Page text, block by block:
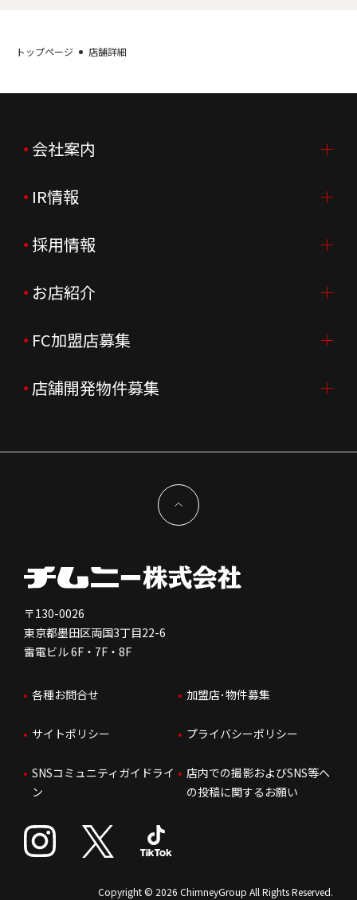
トップページ 店舗詳細
会社案内
会社案内TOP
ご挨拶
会社概要
会社沿革
企業理念
新型コロナウイルス対応
IR情報
IR情報TOP
ニュースリリース
月次売上
決算資料
コーポレートガバナンス
免責事項
株価情報
IRお問合せ
採用情報
採用情報TOP
新卒採用
中途採用
会社を知る
人を知る
はたらく環境
人財育成
サステナビリティ
お店紹介
店舗を探す・予約する
よくあるご質問
FC加盟店募集
FC加盟店募集TOP
独立支援について
FC加盟店お問合せ
店舗開発物件募集
〒130-0026
東京都墨田区両国3丁目22-6
雷電ビル 6F・7F・8F
各種お問合せ 加盟店･物件募集
サイトポリシー プライバシーポリシー
SNSコミュニティガイドライ
ン
店内での撮影およびSNS等へ
の投稿に関するお願い
Copyright © 2026 ChimneyGroup All Rights Reserved.